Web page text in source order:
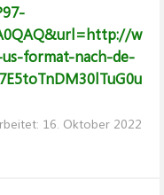
w
us-format-nach-de-
16. Oktober 2022